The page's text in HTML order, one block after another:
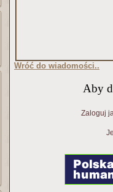
Wróć do wiadomości..
Aby
Zaloguj